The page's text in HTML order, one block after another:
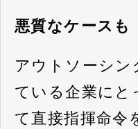
悪質なケースも
アウトソーシン
ている企業にと
て直接指揮命令